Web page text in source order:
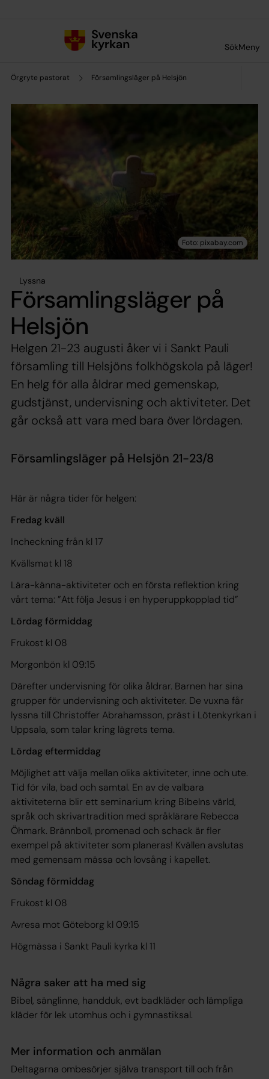
SökMeny
Örgryte pastorat Församlingsläger på Helsjön
Lyssna
Församlingsläger på
Helsjön
Helgen 21-23 augusti åker vi i Sankt Pauli
församling till Helsjöns folkhögskola på läger!
En helg för alla åldrar med gemenskap,
gudstjänst, undervisning och aktiviteter. Det
går också att vara med bara över lördagen.
Församlingsläger på Helsjön 21-23/8
Här är några tider för helgen:
Fredag kväll
Incheckning från kl 17
Kvällsmat kl 18
Lära-känna-aktiviteter och en första reflektion kring
vårt tema: ”Att följa Jesus i en hyperuppkopplad tid”
Lördag förmiddag
Frukost kl 08
Morgonbön kl 09:15
Därefter undervisning för olika åldrar. Barnen har sina
grupper för undervisning och aktiviteter. De vuxna får
lyssna till Christoffer Abrahamsson, präst i Lötenkyrkan i
Uppsala, som talar kring lägrets tema.
Lördag eftermiddag
Möjlighet att välja mellan olika aktiviteter, inne och ute.
Tid för vila, bad och samtal. En av de valbara
aktiviteterna blir ett seminarium kring Bibelns värld,
språk och skrivartradition med språklärare Rebecca
Öhmark. Brännboll, promenad och schack är fler
exempel på aktiviteter som planeras! Kvällen avslutas
med gemensam mässa och lovsång i kapellet.
Söndag förmiddag
Frukost kl 08
Avresa mot Göteborg kl 09:15
Högmässa i Sankt Pauli kyrka kl 11
Några saker att ha med sig
Bibel, sänglinne, handduk, evt badkläder och lämpliga
kläder för lek utomhus och i gymnastiksal.
Mer information och anmälan
Deltagarna ombesörjer själva transport till och från